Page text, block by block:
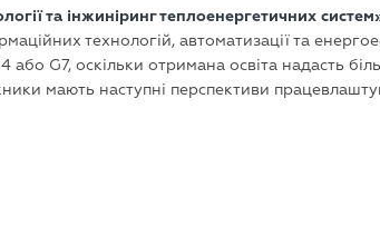
та інжиніринг теплоенергетичних
технологій, автоматизації та
G7, оскільки отримана освіта надасть
мають наступні перспективи